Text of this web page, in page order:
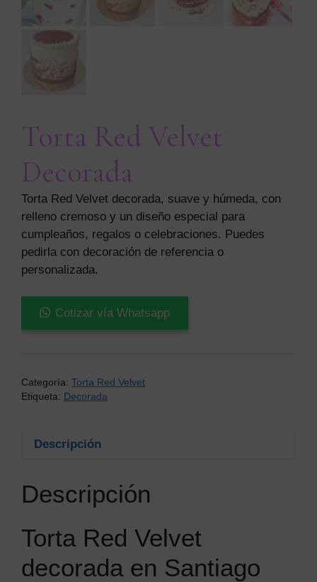
Torta Red Velvet
Decorada
Torta Red Velvet decorada, suave y húmeda, con
relleno cremoso y un diseño especial para
cumpleaños, regalos o celebraciones. Puedes
pedirla con decoración de referencia o
personalizada.
Torta
cantidad
Cotizar vía Whatsapp
Categoría: Torta Red Velvet
Etiqueta: Decorada
Descripción
Descripción
Torta Red Velvet
decorada en Santiago